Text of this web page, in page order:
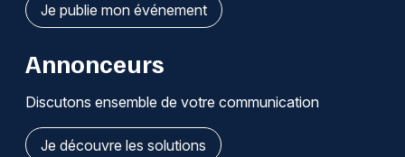
Je publie mon événement
Annonceurs
Discutons ensemble de votre communication
Je découvre les solutions